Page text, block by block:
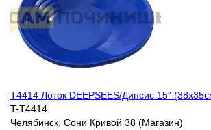
T4414 Лоток DEEPSEES/Дипсис 15"
T-T4414
Челябинск, Сони Кривой 38 (Магазин)